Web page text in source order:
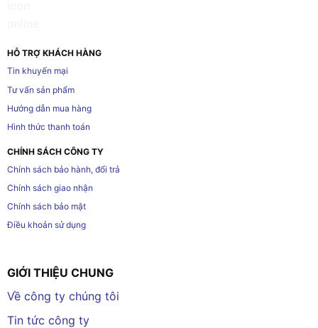
HỖ TRỢ KHÁCH HÀNG
Tin khuyến mại
Tư vấn sản phẩm
Hướng dẫn mua hàng
Hình thức thanh toán
CHÍNH SÁCH CÔNG TY
Chính sách bảo hành, đổi trả
Chính sách giao nhận
Chính sách bảo mật
Điều khoản sử dụng
GIỚI THIỆU CHUNG
Về công ty chúng tôi
Tin tức công ty